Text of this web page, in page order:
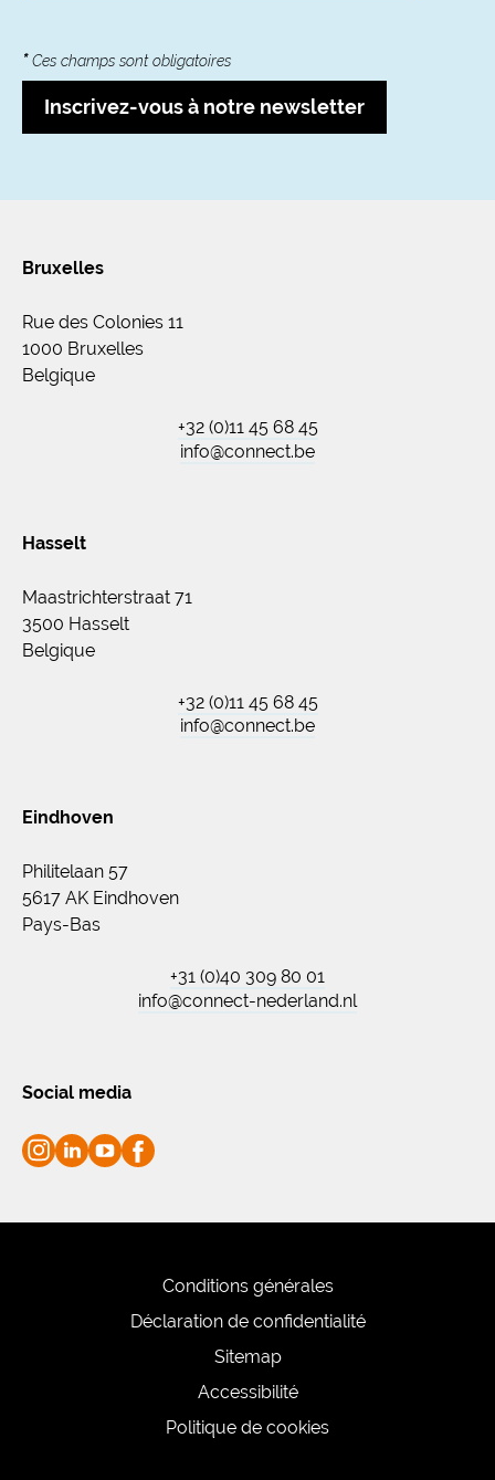
*Ces champs sont obligatoires
Inscrivez-vous à notre newsletter
Bruxelles
Rue des Colonies 11
1000 Bruxelles
Belgique
+32 (0)11 45 68 45
info@connect.be
Hasselt
Maastrichterstraat 71
3500 Hasselt
Belgique
+32 (0)11 45 68 45
info@connect.be
Eindhoven
Philitelaan 57
5617 AK Eindhoven
Pays-Bas
+31 (0)40 309 80 01
info@connect-nederland.nl
Social media
Conditions générales
Déclaration de confidentialité
Sitemap
Accessibilité
Politique de cookies